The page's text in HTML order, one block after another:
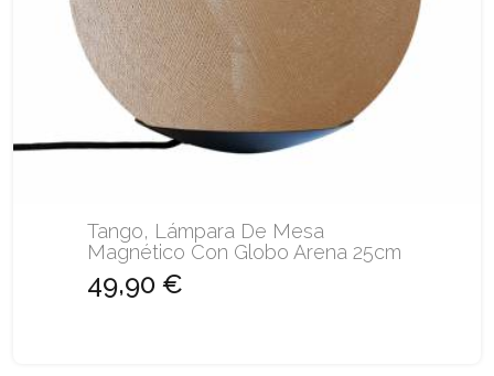
Tango, Lámpara De Mesa
Magnético Con Globo Arena 25cm
49,90 €